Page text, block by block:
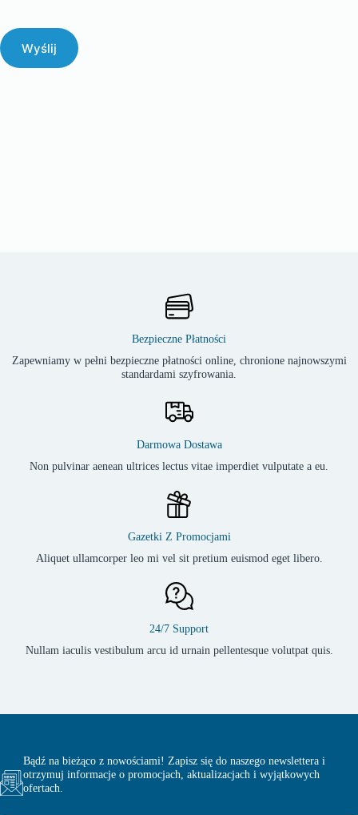
Wyślij
Bezpieczne Płatności
Zapewniamy w pełni bezpieczne płatności online, chronione najnowszymi
standardami szyfrowania.
Darmowa Dostawa
Non pulvinar aenean ultrices lectus vitae imperdiet vulputate a eu.
Gazetki Z Promocjami
Aliquet ullamcorper leo mi vel sit pretium euismod eget libero.
24/7 Support
Nullam iaculis vestibulum arcu id urnain pellentesque volutpat quis.
Bądź na bieżąco z nowościami! Zapisz się do naszego newslettera i
otrzymuj informacje o promocjach, aktualizacjach i wyjątkowych
ofertach.